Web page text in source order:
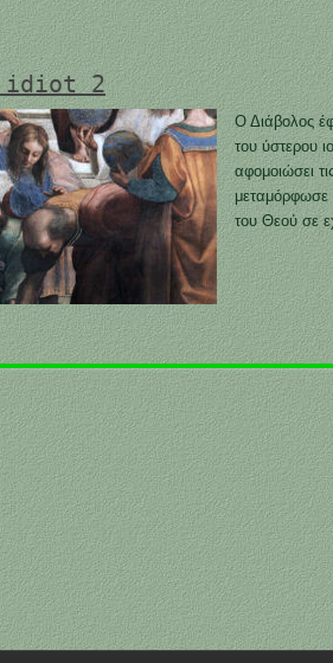
idiot 2
Ο Διάβολος
του ύστερου
αφομοιώσει
του Θεού σε